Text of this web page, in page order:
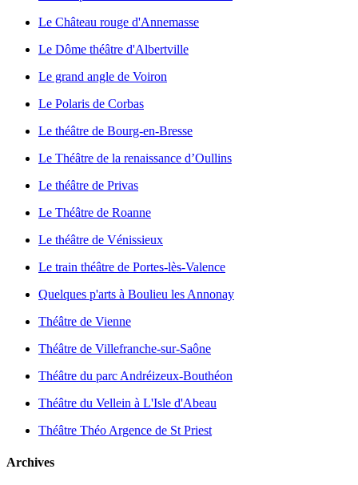
Le Château rouge d'Annemasse
Le Dôme théâtre d'Albertville
Le grand angle de Voiron
Le Polaris de Corbas
Le théâtre de Bourg-en-Bresse
Le Théâtre de la renaissance d’Oullins
Le théâtre de Privas
Le Théâtre de Roanne
Le théâtre de Vénissieux
Le train théâtre de Portes-lès-Valence
Quelques p'arts à Boulieu les Annonay
Théâtre de Vienne
Théâtre de Villefranche-sur-Saône
Théâtre du parc Andréizeux-Bouthéon
Théâtre du Vellein à L'Isle d'Abeau
Théâtre Théo Argence de St Priest
Archives